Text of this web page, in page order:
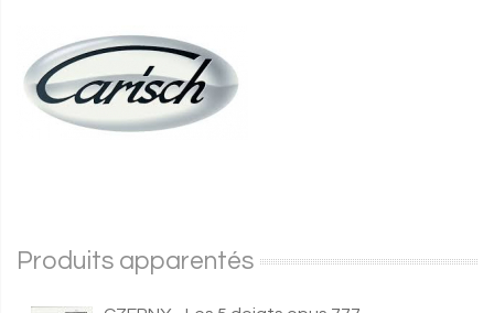
Produits apparentés